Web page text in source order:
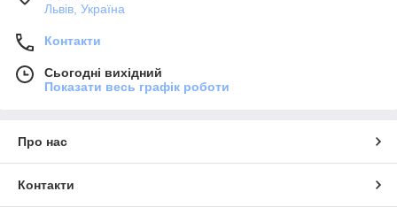
Львів, Україна
Контакти
Сьогодні вихідний
Показати весь графік роботи
Про нас
Контакти